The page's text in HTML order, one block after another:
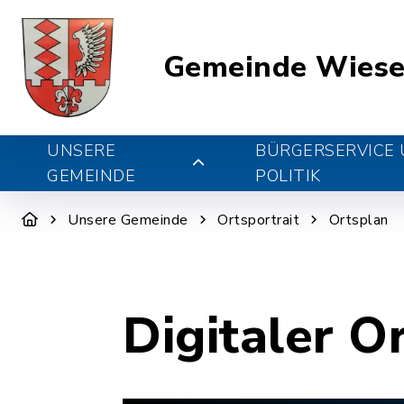
Gemeinde
UNSERE
GEMEINDE
BÜRGERSERVICE
POLITIK
Unsere Gemeinde Ortsportrait Ortsplan
Digitaler